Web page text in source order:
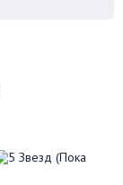
(Пока